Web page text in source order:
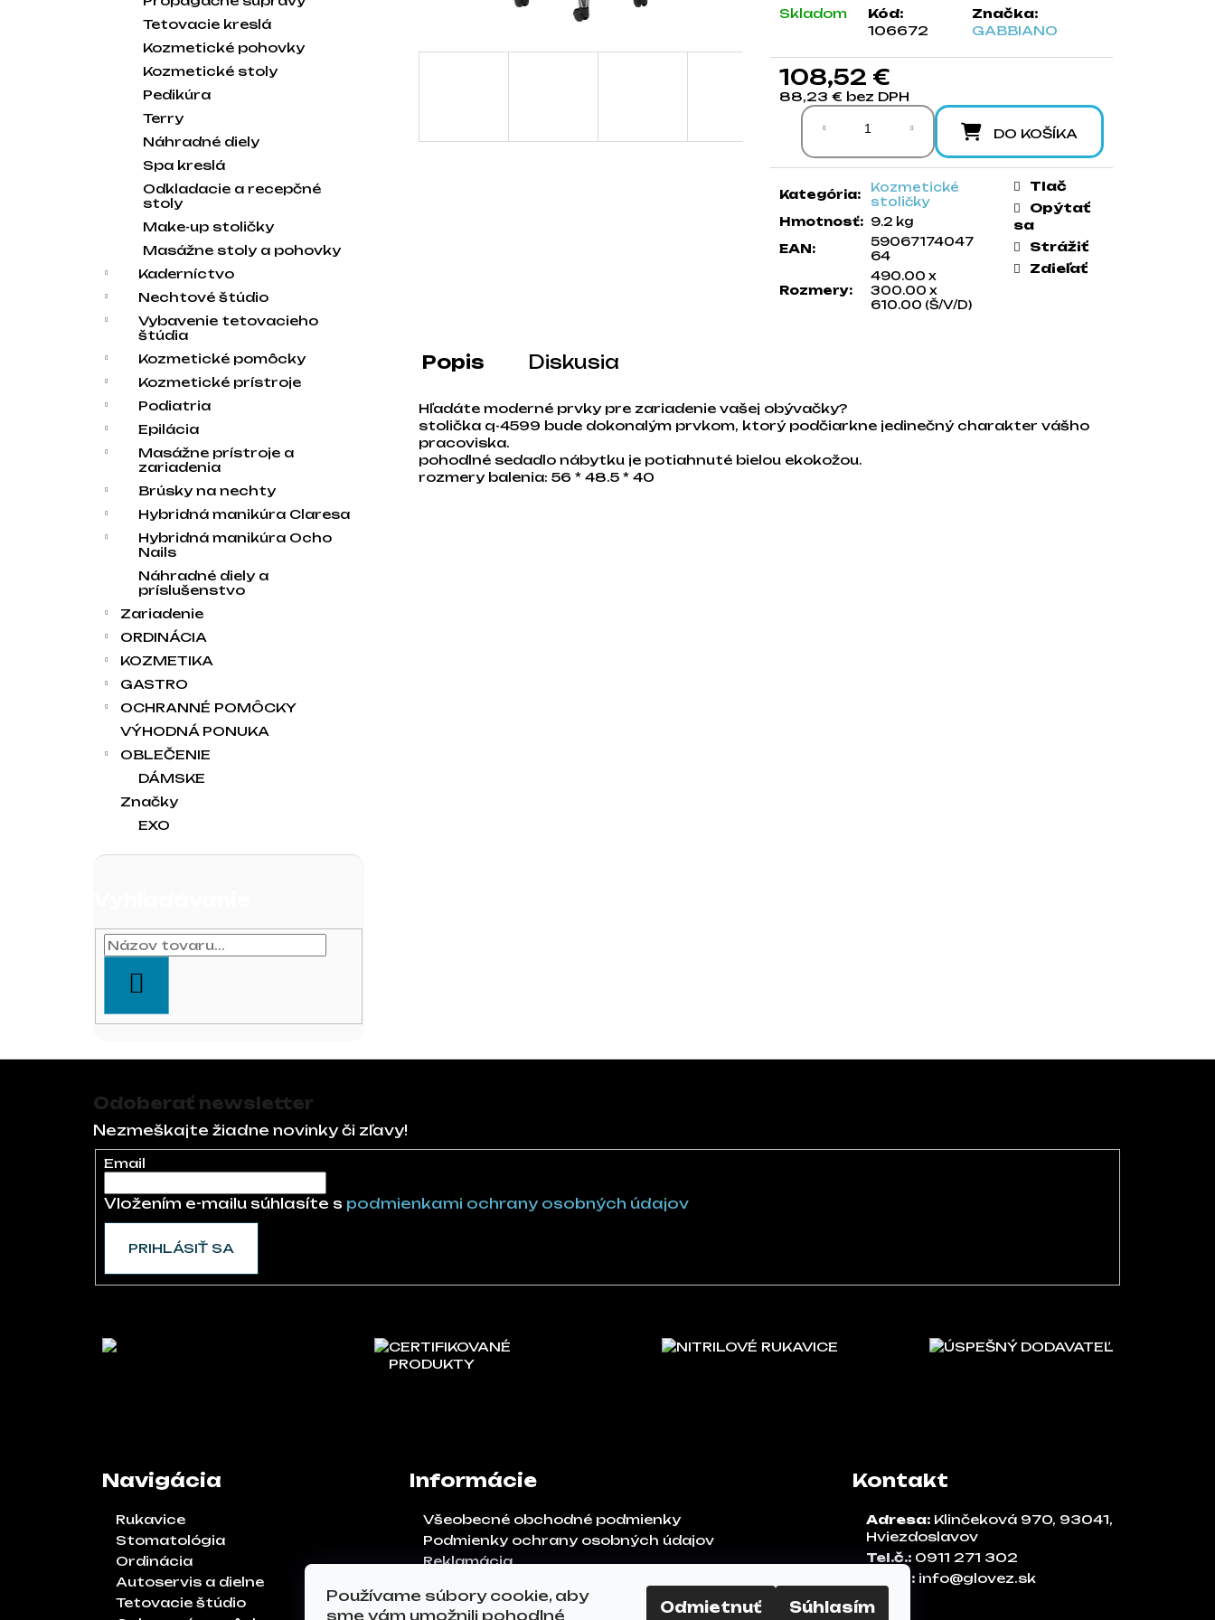
Používame súbory cookie, aby
sme vám umožnili pohodlné
Odmietnuť Súhlasím
Tetovacie kreslá
Kozmetické pohovky
Kozmetické stoly
Pedikúra
Terry
Náhradné diely
Spa kreslá
Odkladacie a recepčné
stoly
Make-up stoličky
Masážne stoly a pohovky
Kaderníctvo
Nechtové štúdio
Vybavenie tetovacieho
štúdia
Kozmetické pomôcky
Kozmetické prístroje
Podiatria
Epilácia
Masážne prístroje a
zariadenia
Brúsky na nechty
Hybridná manikúra Claresa
Hybridná manikúra Ocho
Nails
Náhradné diely a
príslušenstvo
Zariadenie
ORDINÁCIA
KOZMETIKA
GASTRO
OCHRANNÉ POMÔCKY
VÝHODNÁ PONUKA
OBLEČENIE
DÁMSKE
Značky
EXO
Skladom
Kód:
106672
Značka:
GABBIANO
108,52 €
88,23 € bez DPH
Jednotková cena:
DO KOŠÍKA
Kategória:
Kozmetické
stoličky
Hmotnosť: 9.2 kg
EAN:
59067174047
64
Rozmery:
490.00 x
300.00 x
610.00 (Š/V/D)
Tlač
Opýtať
sa
Strážiť
Zdieľať
Popis Diskusia
Hľadáte moderné prvky pre zariadenie vašej obývačky?
stolička q-4599 bude dokonalým prvkom, ktorý podčiarkne jedinečný charakter vášho
pracoviska.
pohodlné sedadlo nábytku je potiahnuté bielou ekokožou.
rozmery balenia: 56 * 48.5 * 40
Odoberať newsletter
Nezmeškajte žiadne novinky či zľavy!
Email
Vložením e-mailu súhlasíte s podmienkami ochrany osobných údajov
PRIHLÁSIŤ SA
CERTIFIKOVANÉ
PRODUKTY
NITRILOVÉ RUKAVICE ÚSPEŠNÝ DODAVATEĽ
Navigácia
Rukavice
Stomatológia
Ordinácia
Autoservis a dielne
Tetovacie štúdio
Informácie
Všeobecné obchodné podmienky
Podmienky ochrany osobných údajov
Reklamácia
FAQ
Kontakt
Adresa: Klinčeková 970, 93041,
Hviezdoslavov
Tel.č.: 0911 271 302
Email: info@glovez.sk